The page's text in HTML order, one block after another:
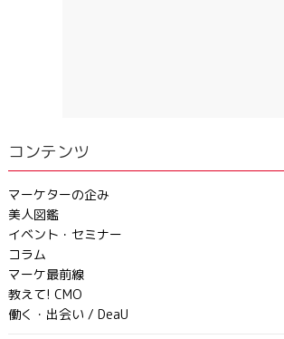
コンテンツ
マーケターの企み
美人図鑑
イベント・セミナー
コラム
マーケ最前線
教えて! CMO
働く・出会い / DeaU